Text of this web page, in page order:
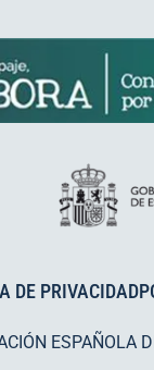
DE PRIVACIDAD
ESPAÑOLA